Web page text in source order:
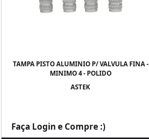
TAMPA PISTO ALUMINIO P/ VALVULA FINA -
MINIMO 4 - POLIDO
ASTEK
Faça Login e Compre :)